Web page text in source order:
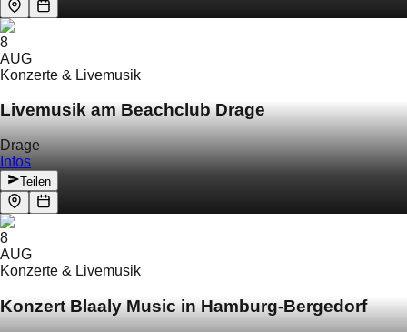
8
AUG
Konzerte & Livemusik
Livemusik am Beachclub Drage
Drage
Infos
Teilen
8
AUG
Konzerte & Livemusik
Konzert Blaaly Music in Hamburg-Bergedorf